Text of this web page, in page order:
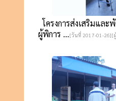
โครงการส่งเสริมแล
ผู้พิการ ...[วันที่ 2017-01-26][